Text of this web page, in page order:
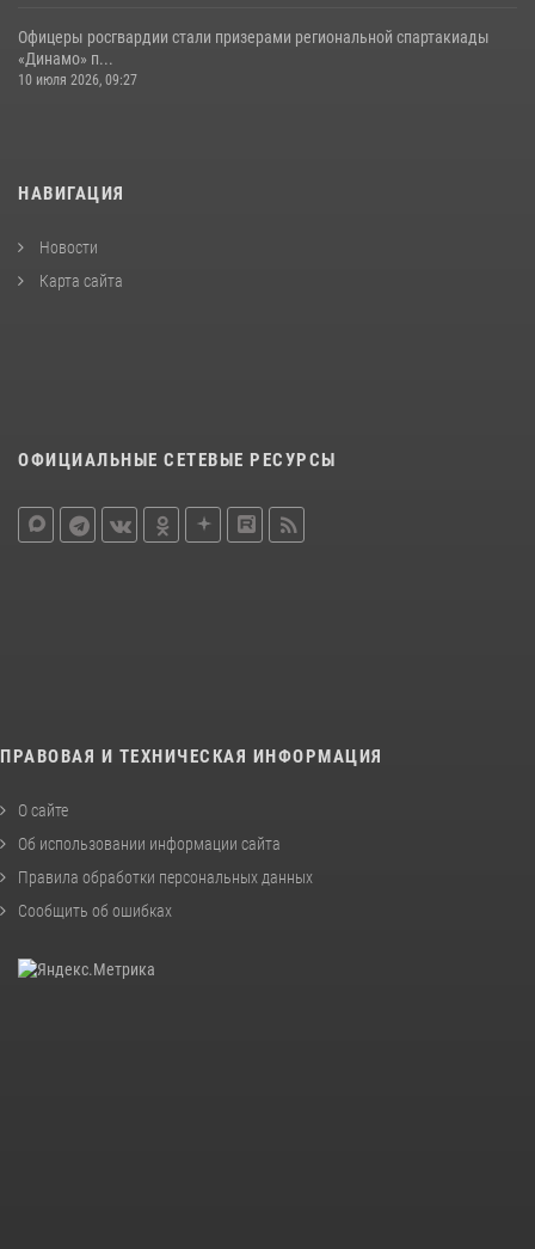
Офицеры росгвардии стали призерами региональной спартакиады
«Динамо» п...
10 июля 2026, 09:27
НАВИГАЦИЯ
Новости
Карта сайта
ОФИЦИАЛЬНЫЕ СЕТЕВЫЕ РЕСУРСЫ
ПРАВОВАЯ И ТЕХНИЧЕСКАЯ ИНФОРМАЦИЯ
О сайте
Об использовании информации сайта
Правила обработки персональных данных
Сообщить об ошибках